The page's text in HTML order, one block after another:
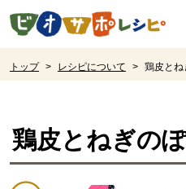
ページの先頭です。
トップ > レシピについて > 鶏皮とね
鶏皮とねぎの